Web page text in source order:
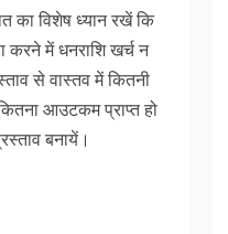
का विशेष ध्यान रखें कि
करने में धनराशि खर्च न
से वास्तव में कितनी
आउटकम प्राप्त हो
बनायें।